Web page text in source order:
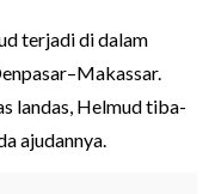
terjadi di dalam
landas, Helmud tiba-
ajudannya.